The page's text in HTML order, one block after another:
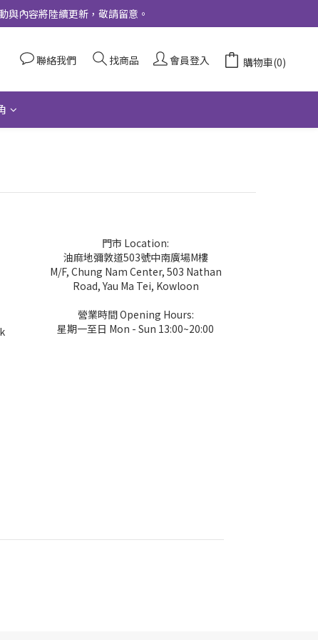
與內容將陸續更新，敬請留意。
聯絡我們 找商品 會員登入 購物車(0)
門市 Location:
油麻地彌敦道503號中南廣場M樓
M/F, Chung Nam Center, 503 Nathan
Road, Yau Ma Tei, Kowloon
營業時間 Opening Hours:
星期一至日 Mon - Sun 13:00~20:00